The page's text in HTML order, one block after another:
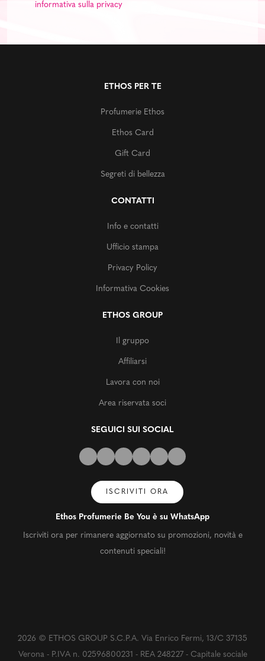
informativa sulla privacy
ETHOS PER TE
Profumerie Ethos
Ethos Card
Gift Card
Segreti di bellezza
CONTATTI
Info e contatti
Ufficio stampa
Privacy Policy
Informativa Cookies
ETHOS GROUP
Il gruppo
Affiliarsi
Lavora con noi
Area riservata soci
SEGUICI SUI SOCIAL
ISCRIVITI ORA
Ethos Profumerie Be You è su WhatsApp
Iscriviti ora per rimanere aggiornato su promozioni, novità e
contenuti speciali!
2026 © ETHOS GROUP S.C.P.A. Via Enrico Fermi, 13/C 37135
Verona - P.IVA n. 02596800231 - REA 248227 - Capitale sociale